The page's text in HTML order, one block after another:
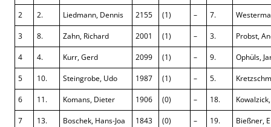
2 2. Liedmann, Dennis 2155 (1) – 7.
3 8. Zahn, Richard 2001 (1) – 3. Probst,
4 4. Kurr, Gerd 2099 (1) – 9. Ophüls,
5 10. Steingrobe, Udo 1987 (1) – 5.
6 11. Komans, Dieter 1906 (0) – 18.
7 13. Boschek, Hans-Joa 1843 (0) – 19. Bießner,